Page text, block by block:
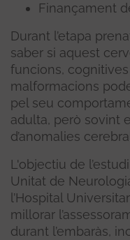
Finançament
Durant l’etapa
saber si aquest
funcions, cognitives
malformacions
pel seu
adulta, però sovint
d’anomalies
L'objectiu de
Unitat de
l’Hospital
millorar
durant l’embaràs,